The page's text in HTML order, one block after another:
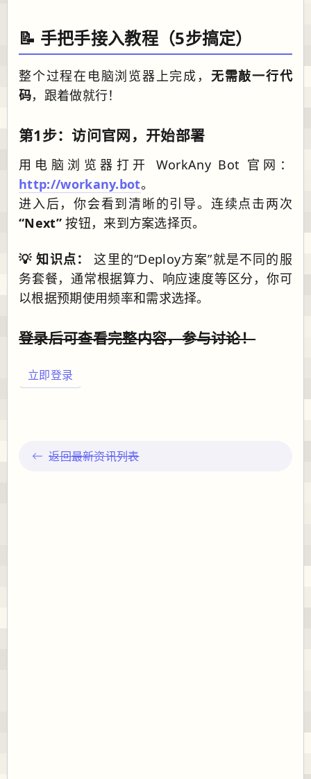
📝 手把手接入教程（5步搞定）
整个过程在电脑浏览器上完成， 无需敲一行代
码，跟着做就行！
第1步：访问官网，开始部署
用电脑浏览器打开 WorkAny Bot 官网：
http://workany.bot。
进入后，你会看到清晰的引导。连续点击两次
“Next”按钮，来到方案选择页。
💡 知识点：
这里的“Deploy方案”就是不同的服
务套餐，通常根据算力、响应速度等区分，你可
以根据预期使用频率和需求选择。
登录后可查看完整内容，参与讨论！
立即登录
返回最新资讯列表